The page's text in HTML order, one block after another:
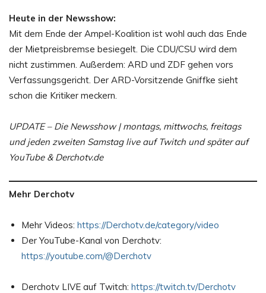
Heute in der Newsshow:
Mit dem Ende der Ampel-Koalition ist wohl auch das Ende
der Mietpreisbremse besiegelt. Die CDU/CSU wird dem
nicht zustimmen. Außerdem: ARD und ZDF gehen vors
Verfassungsgericht. Der ARD-Vorsitzende Gniffke sieht
schon die Kritiker meckern.
UPDATE – Die Newsshow | montags, mittwochs, freitags
und jeden zweiten Samstag live auf Twitch und später auf
YouTube & Derchotv.de
Mehr Derchotv
Mehr Videos: https://Derchotv.de/category/video
Der YouTube-Kanal von Derchotv:
https://youtube.com/@Derchotv
Derchotv LIVE auf Twitch: https://twitch.tv/Derchotv